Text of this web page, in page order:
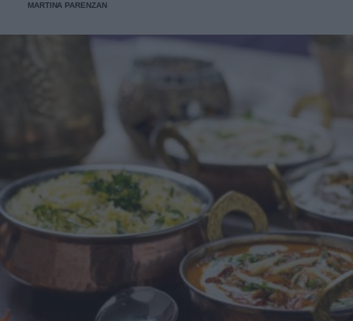
MARTINA PARENZAN